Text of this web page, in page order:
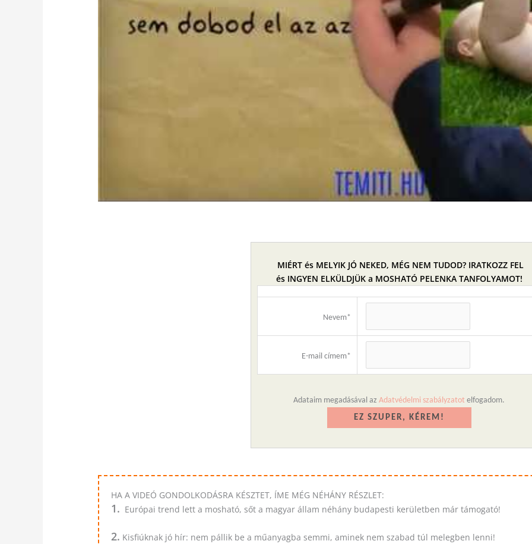
MIÉRT és MELYIK JÓ NEKED, MÉG NEM TUDOD? IRATKOZZ FEL
és INGYEN ELKÜLDJÜK a MOSHATÓ PELENKA TANFOLYAMOT!
Nevem*
E-mail címem*
Adataim megadásával az Adatvédelmi szabályzatot elfogadom.
HA A VIDEÓ GONDOLKODÁSRA KÉSZTET, ÍME MÉG NÉHÁNY RÉSZLET:
1. Európai trend lett a mosható, sőt a magyar állam néhány budapesti kerületben már támogató!
2. Kisfiúknak jó hír: nem pállik be a műanyagba semmi, aminek nem szabad túl melegben lenni!